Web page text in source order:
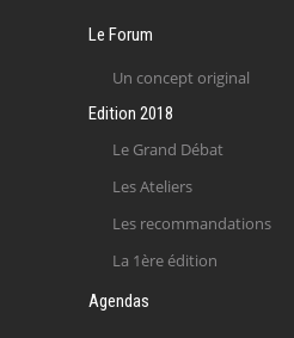
Le Forum
Un concept original
Edition 2018
Le Grand Débat
Les Ateliers
Les recommandations
La 1ère édition
Agendas